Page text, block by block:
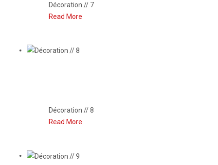
Décoration // 7
Read More
Décoration // 8
Read More